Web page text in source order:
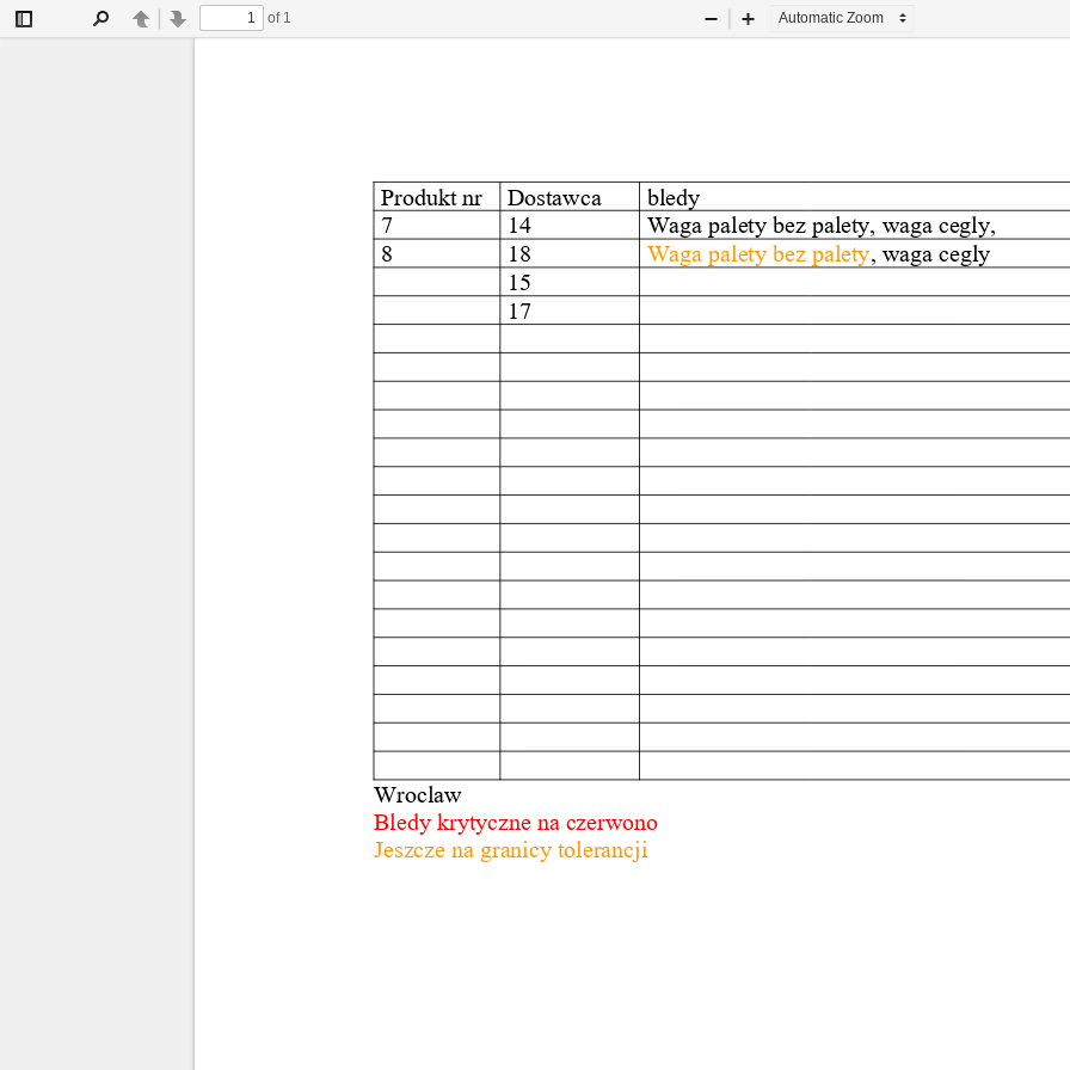
Toggle
PreviousNext
of 1
Zoom
Produkt nr Dostawca
bledy
7
14
Waga palety bez palety, waga cegly,
8
18 Waga palety bez palety , waga cegly
15
17
Wroclaw
Bledy krytyczne na czerwono
Jeszcze na granicy tolerancji